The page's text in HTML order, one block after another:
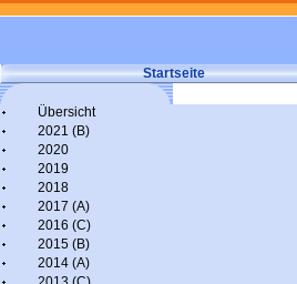
Startseite
Übersicht
2021 (B)
2020
2019
2018
2017 (A)
2016 (C)
2015 (B)
2014 (A)